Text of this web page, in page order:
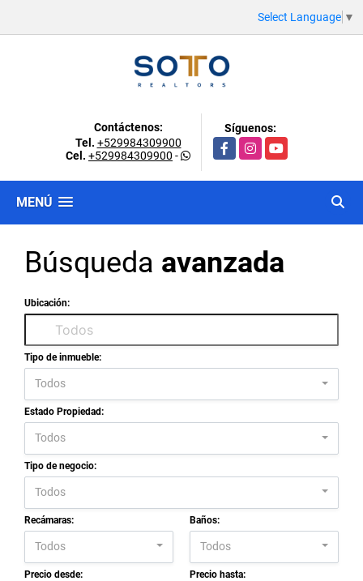
Select Language ▼
Contáctenos:
Tel. +529984309900
Cel. +529984309900 -
Síguenos:
FacebookInstagramYouTube
MENÚ
Búsqueda avanzada
Ubicación:
Tipo de inmueble:
Todos
Estado Propiedad:
Todos
Tipo de negocio:
Todos
Recámaras:
Todos
Baños:
Todos
Precio desde: Precio hasta: